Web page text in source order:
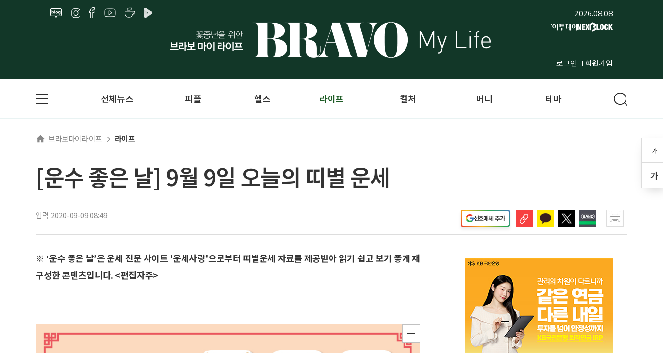
2026.08.08
로그인 회원가입
가
가
전체뉴스 피플 헬스 라이프 컬처 머니 테마
브라보마이라이프 라이프
[운수 좋은 날] 9월 9일 오늘의 띠별 운세
입력 2020-09-09 08:49 선호매체 추가
※ ‘운수 좋은 날’은 운세 전문 사이트 '운세사랑'으로부터 띠별운세 자료를 제공받아 읽기 쉽고 보기 좋게 재
구성한 콘텐츠입니다. <편집자주>